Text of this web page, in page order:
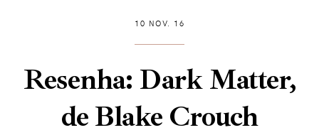
10 NOV. 16
Resenha: Dark Matter,
de Blake Crouch